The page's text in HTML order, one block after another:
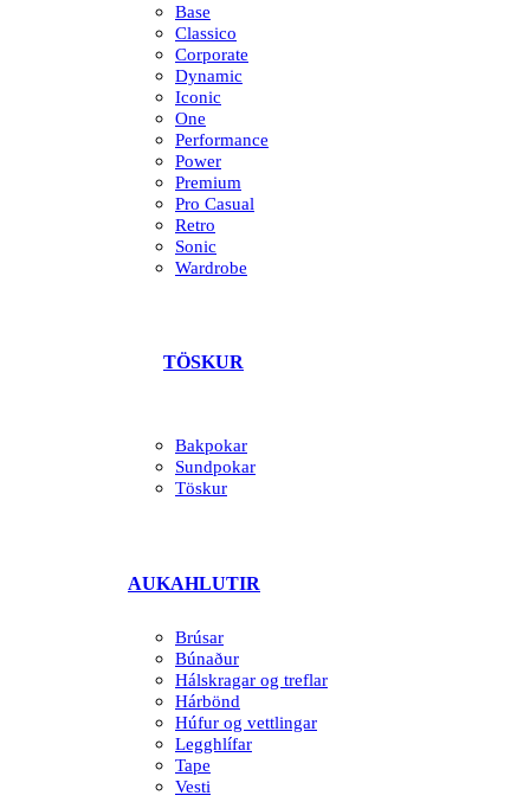
Base
Classico
Corporate
Dynamic
Iconic
One
Performance
Power
Premium
Pro Casual
Retro
Sonic
Wardrobe
TÖSKUR
Bakpokar
Sundpokar
Töskur
AUKAHLUTIR
Brúsar
Búnaður
Hálskragar og treflar
Hárbönd
Húfur og vettlingar
Legghlífar
Tape
Vesti